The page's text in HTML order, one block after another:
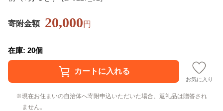
寄附金額 20,000円
在庫: 20個
お気に入り
現在お住まいの自治体へ寄附申込いただいた場合、返礼品は贈答され
ません。